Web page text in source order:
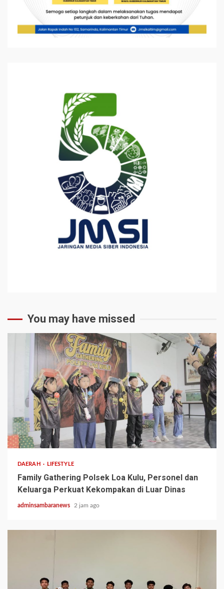
You may have missed
1 min read
DAERAH LIFESTYLE
Family Gathering Polsek Loa Kulu, Personel dan
Keluarga Perkuat Kekompakan di Luar Dinas
adminsambaranews 2 jam ago